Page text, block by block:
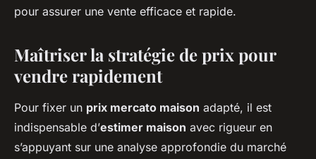
pour assurer une vente efficace et rapide.
Maîtriser la stratégie de prix pour
vendre rapidement
Pour fixer un prix mercato maison adapté, il est
indispensable d’estimer maison avec rigueur en
s’appuyant sur une analyse approfondie du marché